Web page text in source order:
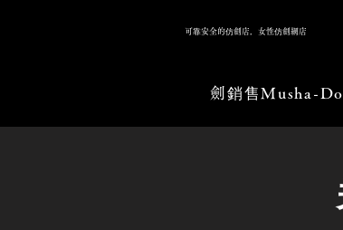
可靠安全的仿劍店，女性仿劍網店
劍銷售Musha-